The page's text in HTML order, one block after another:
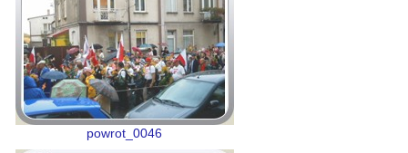
powrot_0046